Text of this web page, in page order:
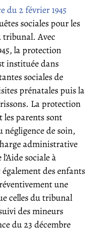
du 2 février 1945
sociales pour les
tribunal. Avec
la protection
instituée dans
sociales de
prénatales puis la
La protection
les parents sont
négligence de soin,
administrative
sociale à
également des enfants
une
celles du tribunal
des mineurs
du 23 décembre